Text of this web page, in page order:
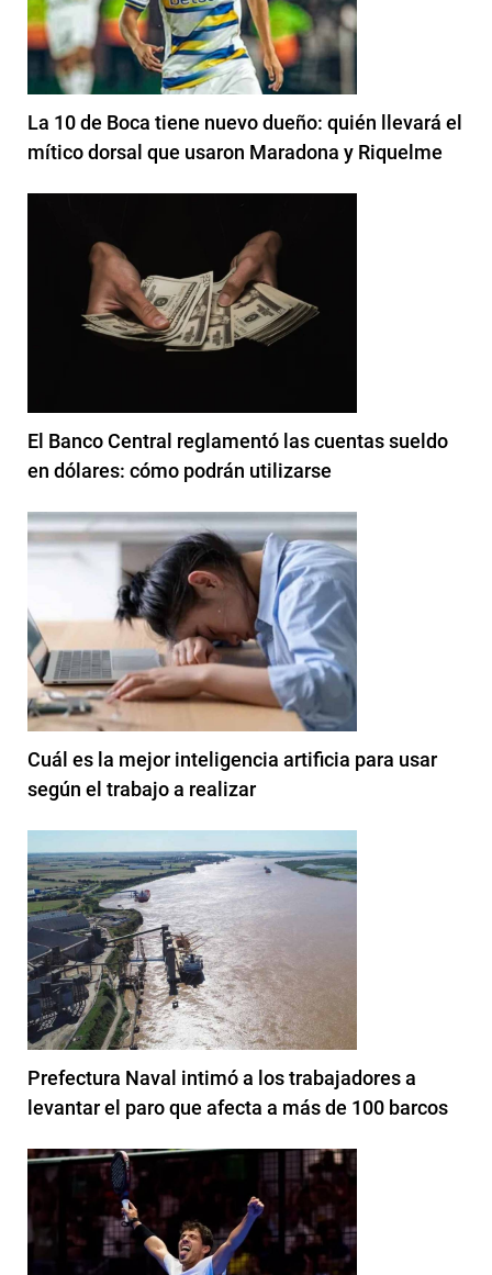
La 10 de Boca tiene nuevo dueño: quién llevará el
mítico dorsal que usaron Maradona y Riquelme
El Banco Central reglamentó las cuentas sueldo
en dólares: cómo podrán utilizarse
Cuál es la mejor inteligencia artificia para usar
según el trabajo a realizar
Prefectura Naval intimó a los trabajadores a
levantar el paro que afecta a más de 100 barcos